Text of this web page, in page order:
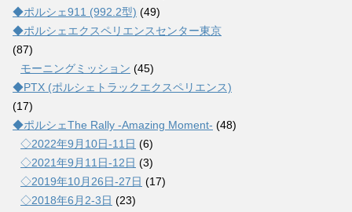
◆ポルシェ911 (992.2型) (49)
◆ポルシェエクスペリエンスセンター東京
(87)
モーニングミッション (45)
◆PTX (ポルシェトラックエクスペリエンス)
(17)
◆ポルシェThe Rally -Amazing Moment- (48)
◇2022年9月10日-11日 (6)
◇2021年9月11日-12日 (3)
◇2019年10月26日-27日 (17)
◇2018年6月2-3日 (23)